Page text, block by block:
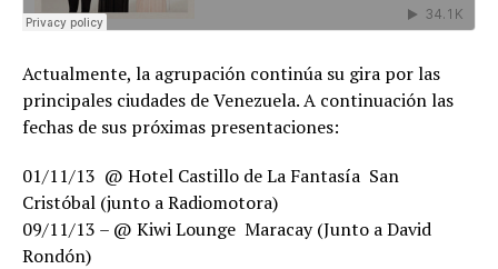
Actualmente, la agrupación continúa su gira por las
principales ciudades de Venezuela. A continuación las
fechas de sus próximas presentaciones:
01/11/13  @ Hotel Castillo de La Fantasía  San
Cristóbal (junto a Radiomotora)
09/11/13 – @ Kiwi Lounge  Maracay (Junto a David
Rondón)